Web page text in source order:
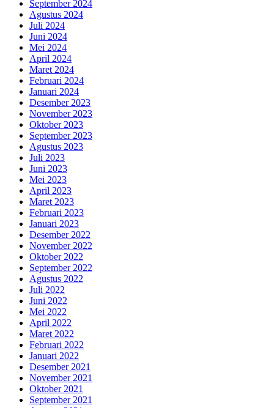
September 2024
Agustus 2024
Juli 2024
Juni 2024
Mei 2024
April 2024
Maret 2024
Februari 2024
Januari 2024
Desember 2023
November 2023
Oktober 2023
September 2023
Agustus 2023
Juli 2023
Juni 2023
Mei 2023
April 2023
Maret 2023
Februari 2023
Januari 2023
Desember 2022
November 2022
Oktober 2022
September 2022
Agustus 2022
Juli 2022
Juni 2022
Mei 2022
April 2022
Maret 2022
Februari 2022
Januari 2022
Desember 2021
November 2021
Oktober 2021
September 2021